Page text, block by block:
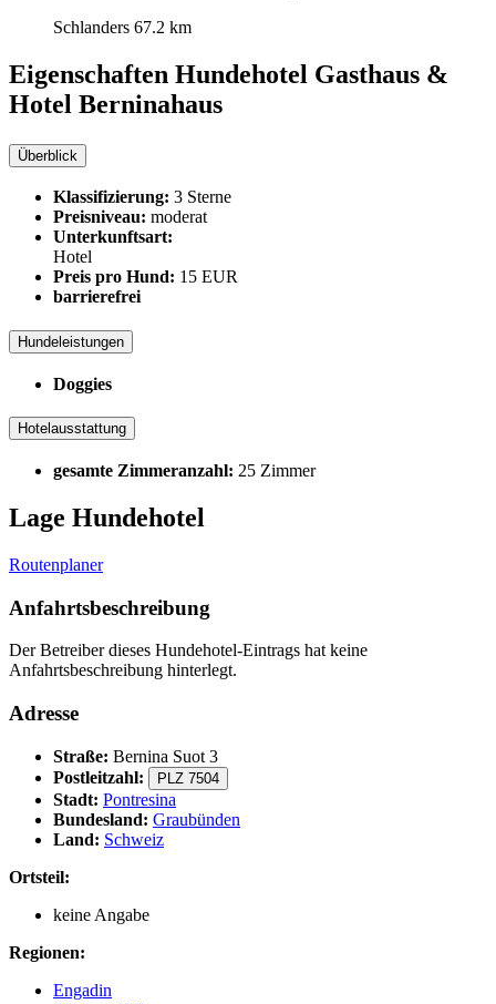
Schlanders 67.2 km
Eigenschaften Hundehotel Gasthaus &
Hotel Berninahaus
Überblick
Klassifizierung: 3 Sterne
Preisniveau: moderat
Unterkunftsart:
Hotel
Preis pro Hund: 15 EUR
barrierefrei
Hundeleistungen
Doggies
Hotelausstattung
gesamte Zimmeranzahl: 25 Zimmer
Lage Hundehotel
Routenplaner
Anfahrtsbeschreibung
Der Betreiber dieses Hundehotel-Eintrags hat keine
Anfahrtsbeschreibung hinterlegt.
Adresse
Straße: Bernina Suot 3
Postleitzahl:
PLZ 7504
Stadt: Pontresina
Bundesland: Graubünden
Land: Schweiz
Ortsteil:
keine Angabe
Regionen:
Engadin